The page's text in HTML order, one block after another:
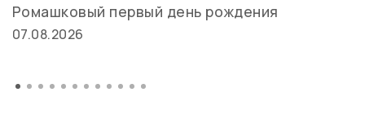
Ромашковый первый день рождения
07.08.2026